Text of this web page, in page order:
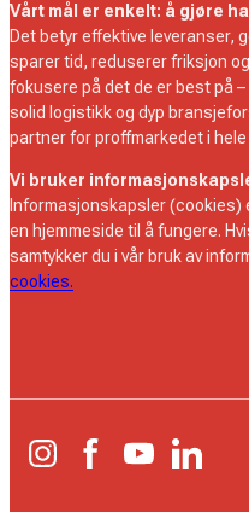
Vårt mål er enkelt: å gjøre
Det betyr effektive leveranser,
sparer tid, reduserer friksjon
fokusere på det de er best på
solid logistikk og dyp
partner for proffmarkedet i hele
Vi bruker
Informasjonskapsler (cookies)
en hjemmeside til å fungere.
samtykker du i vår bruk av
cookies.